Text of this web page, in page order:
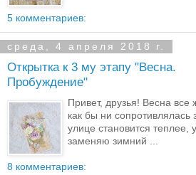
5 комментариев:
среда, 4 апреля 2018 г.
Открытка к 3 му этапу "Весна.
Пробуждение"
Привет, друзья! Весна все
как бы ни сопротивлялась
улице становится теплее,
заменяю зимний ...
8 комментариев: